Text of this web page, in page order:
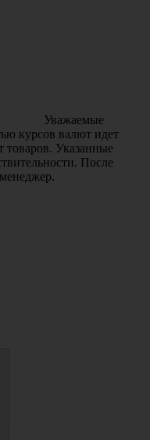
Уважаемые
курсов валют идет
товаров. Указанные
После